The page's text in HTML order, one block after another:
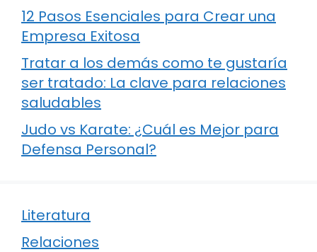
12 Pasos Esenciales para Crear una
Empresa Exitosa
Tratar a los demás como te gustaría
ser tratado: La clave para relaciones
saludables
Judo vs Karate: ¿Cuál es Mejor para
Defensa Personal?
Literatura
Relaciones